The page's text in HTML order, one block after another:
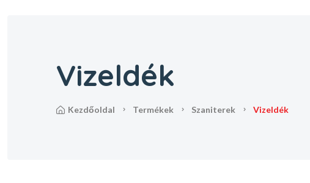
Vizeldék
kezdőoldal termékek szaniterek vizeldék